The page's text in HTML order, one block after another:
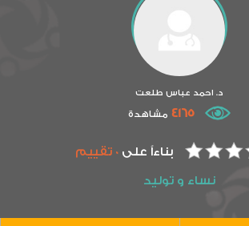
د. احمد عباس طلعت
4165 مشاهدة
بناءاً على0 تقييم
نساء و توليد